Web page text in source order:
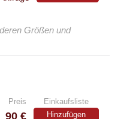
Größen und
Preis Einkaufsliste
90 € Hinzufügen